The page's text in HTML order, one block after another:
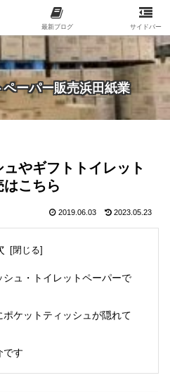
印刷用紙など）の総合代
ーパー販売浜田紙業
やギフトトイレット
こちら
2019.06.03 2023.05.23
ュ・トイレットペーパーで
ポケットティッシュが隠れて
です
最新ブログ サイドバー